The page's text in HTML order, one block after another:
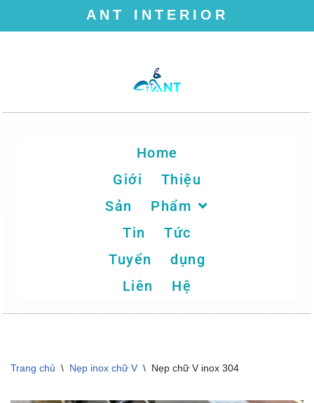
ANT INTERIOR
Home
Giới Thiệu
Sản Phẩm
Tin Tức
Tuyển dụng
Liên Hệ
Trang chủ \ Nẹp inox chữ V \ Nẹp chữ V inox 304